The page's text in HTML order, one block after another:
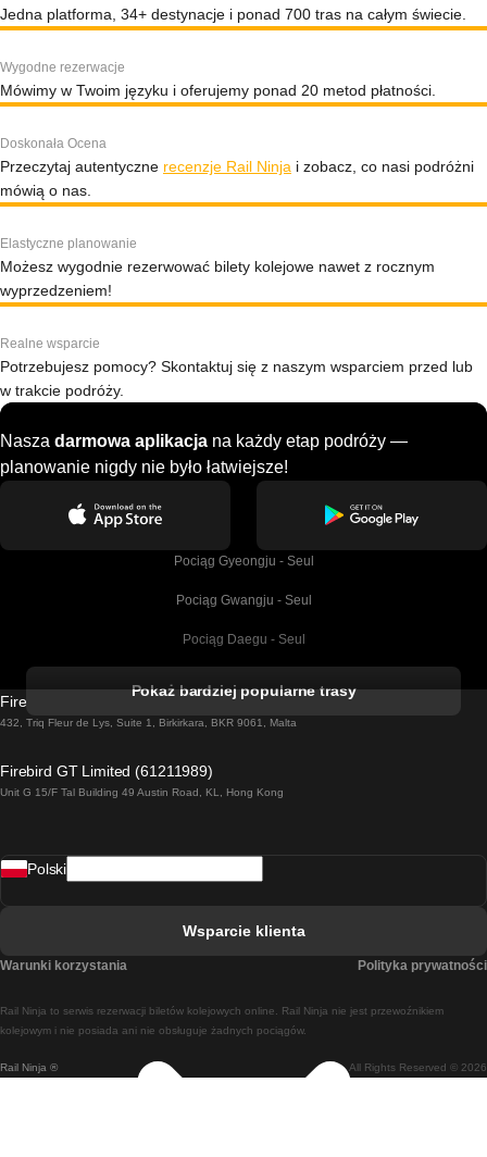
Jedna platforma, 34+ destynacje i ponad 700 tras na całym świecie.
Wygodne rezerwacje
Mówimy w Twoim języku i oferujemy ponad 20 metod płatności.
Doskonała Ocena
Przeczytaj autentyczne recenzje Rail Ninja i zobacz, co nasi podróżni
mówią o nas.
Elastyczne planowanie
Możesz wygodnie rezerwować bilety kolejowe nawet z rocznym
wyprzedzeniem!
Realne wsparcie
Potrzebujesz pomocy? Skontaktuj się z naszym wsparciem przed lub
w trakcie podróży.
Nasza darmowa aplikacja na każdy etap podróży —
planowanie nigdy nie było łatwiejsze!
Pociąg Gyeongju - Seul
Pociąg Gwangju - Seul
Pociąg Daegu - Seul
Pociąg Dublin - Galway
Pociąg Rzym - Neapol
Pociąg Madryt - Lizbona
Pociąg Madryt - Barcelona
Pokaż bardziej popularne trasy
Firebird GT Limited (OC 1451)
432, Triq Fleur de Lys, Suite 1, Birkirkara, BKR 9061, Malta
Firebird GT Limited (61211989)
Unit G 15/F Tal Building 49 Austin Road, KL, Hong Kong
Rail Ninja ® All Rights Reserved © 2026
Rail Ninja to serwis rezerwacji biletów kolejowych online. Rail Ninja nie jest przewoźnikiem
kolejowym i nie posiada ani nie obsługuje żadnych pociągów.
Polski
Wsparcie klienta
Warunki korzystania Polityka prywatności